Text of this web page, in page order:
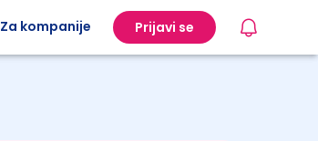
Za kompanije Prijavi se